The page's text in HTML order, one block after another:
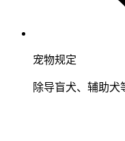
宠物规定
除导盲犬、辅助犬